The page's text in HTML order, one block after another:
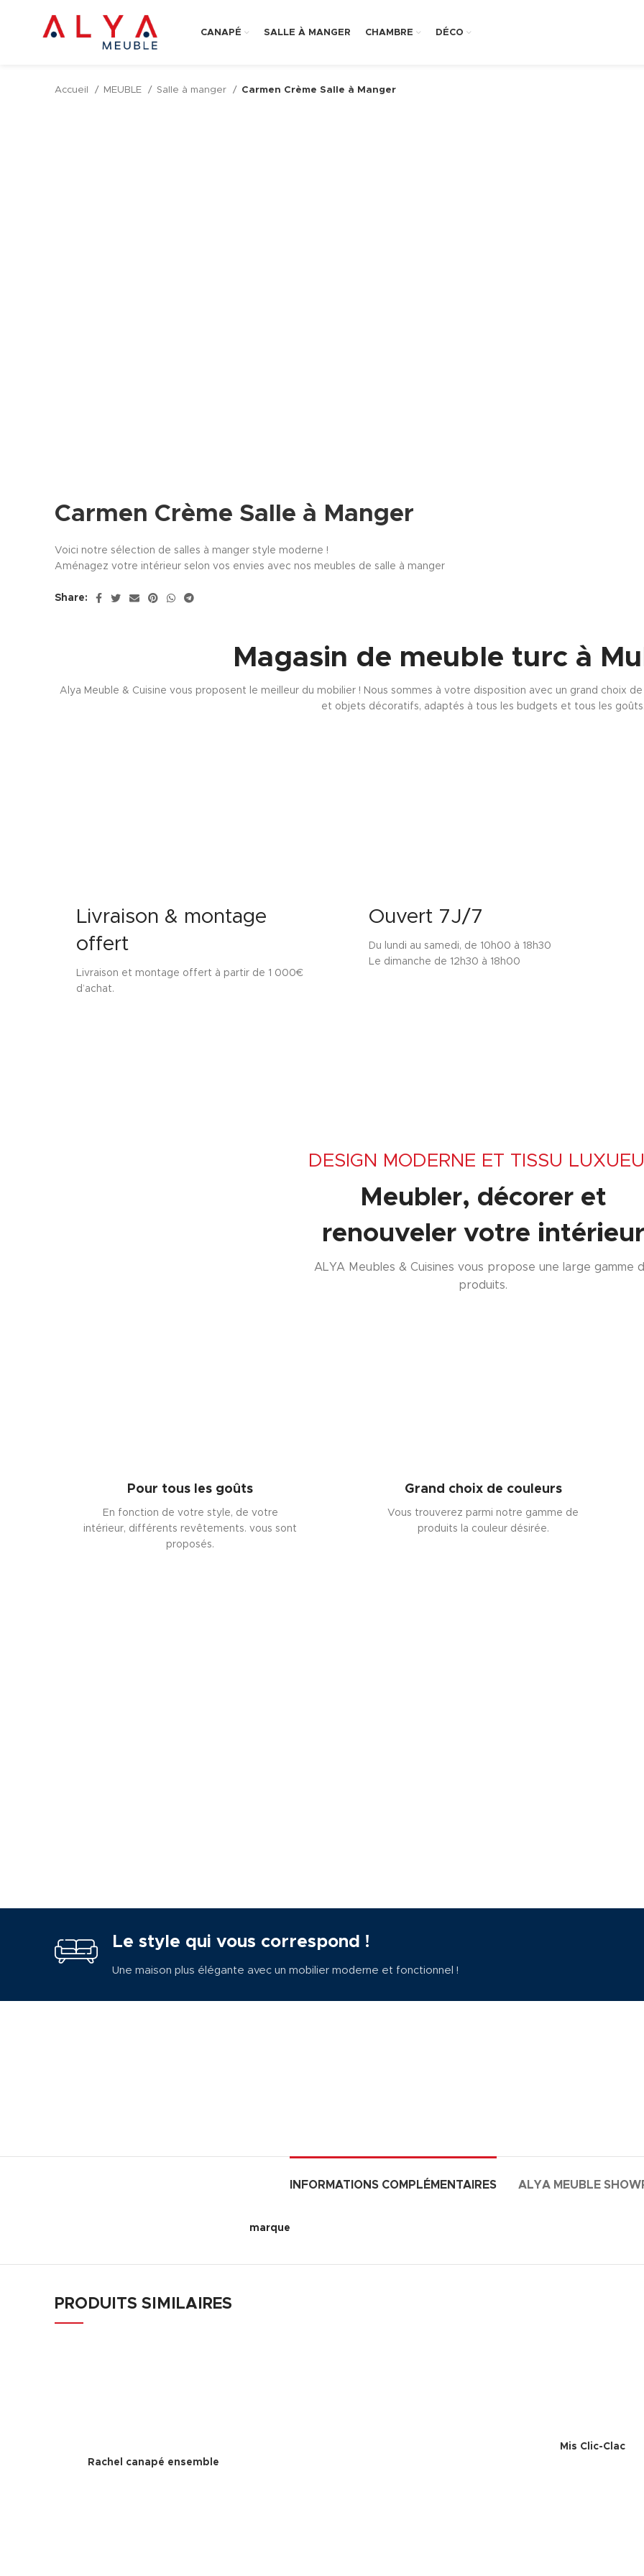
CANAPÉ SALLE À MANGER CHAMBRE DÉCO
Accueil MEUBLE Salle à manger Carmen Crème Salle à Manger
Carmen Crème Salle à Manger
Voici notre sélection de salles à manger style moderne !
Aménagez votre intérieur selon vos envies avec nos meubles de salle à manger
Share:
Magasin de meuble turc à
Alya Meuble & Cuisine vous proposent le meilleur du mobilier ! Nous sommes à votre disposition avec un grand choix
et objets décoratifs, adaptés à tous les budgets et tous les goûts.
Livraison & montage
offert
Livraison et montage offert à partir de 1 000€
d’achat.
Ouvert 7J/7
Du lundi au samedi, de 10h00 à 18h30
Le dimanche de 12h30 à 18h00
DESIGN MODERNE ET TISSU
Meubler, décorer et
renouveler votre intérieur
ALYA Meubles & Cuisines vous propose une large gamme
produits.
Pour tous les goûts
En fonction de votre style, de votre
intérieur, différents revêtements. vous sont
proposés.
Grand choix de couleurs
Vous trouverez parmi notre gamme de
produits la couleur désirée.
Le style qui vous correspond !
Une maison plus élégante avec un mobilier moderne et fonctionnel !
INFORMATIONS COMPLÉMENTAIRES ALYA MEUBLE
marque
PRODUITS SIMILAIRES
Rachel canapé ensemble
Mis Clic-Clac